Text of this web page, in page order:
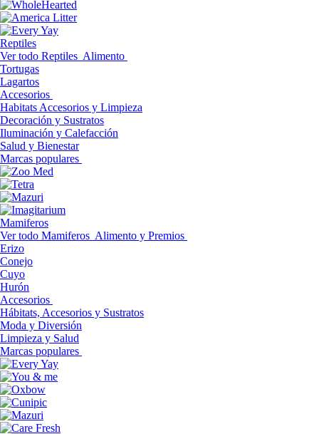
Reptiles
Ver todo Reptiles Alimento
Tortugas
Lagartos
Accesorios
Habitats Accesorios y Limpieza
Decoración y Sustratos
Iluminación y Calefacción
Salud y Bienestar
Marcas populares
Mamiferos
Ver todo Mamiferos Alimento y Premios
Erizo
Conejo
Cuyo
Hurón
Accesorios
Hábitats, Accesorios y Sustratos
Moda y Diversión
Limpieza y Salud
Marcas populares